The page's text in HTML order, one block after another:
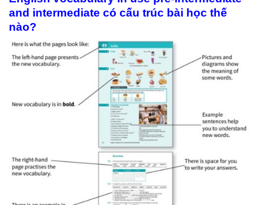
and intermediate có cấu trúc bài học thế
nào?